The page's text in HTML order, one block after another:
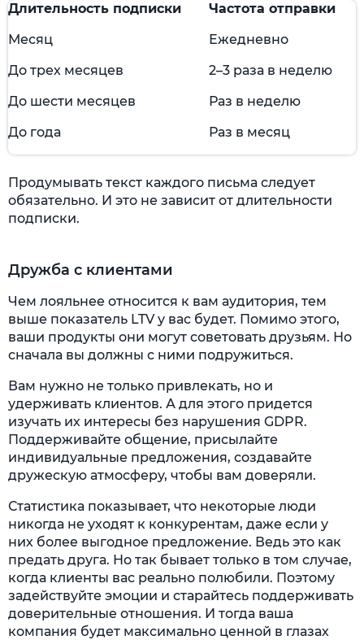
Длительность подписки
Частота отправки
Месяц
Ежедневно
До трех месяцев
2–3 раза в неделю
До шести месяцев
Раз в неделю
До года
Раз в месяц
Продумывать текст каждого письма следует
обязательно. И это не зависит от длительности
подписки.
Дружба с клиентами
Чем лояльнее относится к вам аудитория, тем
выше показатель LTV у вас будет. Помимо этого,
ваши продукты они могут советовать друзьям. Но
сначала вы должны с ними подружиться.
Вам нужно не только привлекать, но и
удерживать клиентов. А для этого придется
изучать их интересы без нарушения GDPR.
Поддерживайте общение, присылайте
индивидуальные предложения, создавайте
дружескую атмосферу, чтобы вам доверяли.
Статистика показывает, что некоторые люди
никогда не уходят к конкурентам, даже если у
них более выгодное предложение. Ведь это как
предать друга. Но так бывает только в том случае,
когда клиенты вас реально полюбили. Поэтому
задействуйте эмоции и старайтесь поддерживать
доверительные отношения. И тогда ваша
компания будет максимально ценной в глазах